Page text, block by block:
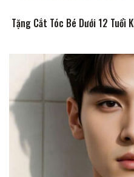
Tặng Cắt Tóc Bé Dưới 12 Tuổi